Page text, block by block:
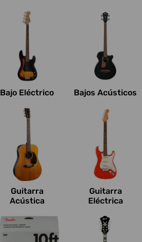
Bajo Eléctrico Bajos Acústicos
Guitarra
Acústica
Guitarra
Eléctrica